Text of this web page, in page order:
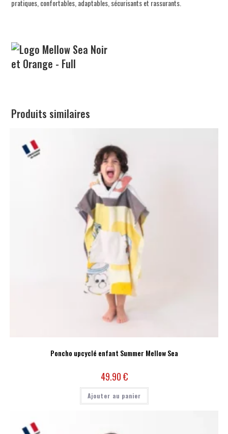
pratiques, confortables, adaptables, sécurisants et rassurants.
Produits similaires
Poncho upcyclé enfant Summer Mellow Sea
49.90€
Ajouter au panier